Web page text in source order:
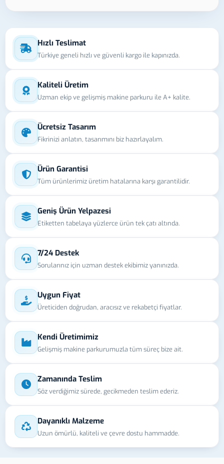
Hızlı Teslimat
Türkiye geneli hızlı ve güvenli kargo ile kapınızda.
Kaliteli Üretim
Uzman ekip ve gelişmiş makine parkuru ile A+ kalite.
Ücretsiz Tasarım
Fikrinizi anlatın, tasarımını biz hazırlayalım.
Ürün Garantisi
Tüm ürünlerimiz üretim hatalarına karşı garantilidir.
Geniş Ürün Yelpazesi
Etiketten tabelaya yüzlerce ürün tek çatı altında.
7/24 Destek
Sorularınız için uzman destek ekibimiz yanınızda.
Uygun Fiyat
Üreticiden doğrudan, aracısız ve rekabetçi fiyatlar.
Kendi Üretimimiz
Gelişmiş makine parkurumuzla tüm süreç bize ait.
Zamanında Teslim
Söz verdiğimiz sürede, gecikmeden teslim ederiz.
Dayanıklı Malzeme
Uzun ömürlü, kaliteli ve çevre dostu hammadde.